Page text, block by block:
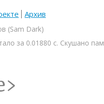
Архив
(Sam Dark)
за 0.01880 с. Скушано